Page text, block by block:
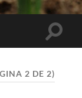
2 DE 2)